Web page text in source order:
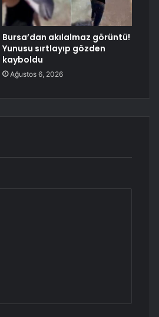
Bursa’dan akılalmaz görüntü!
Yunusu sırtlayıp gözden
kayboldu
Ağustos 6, 2026